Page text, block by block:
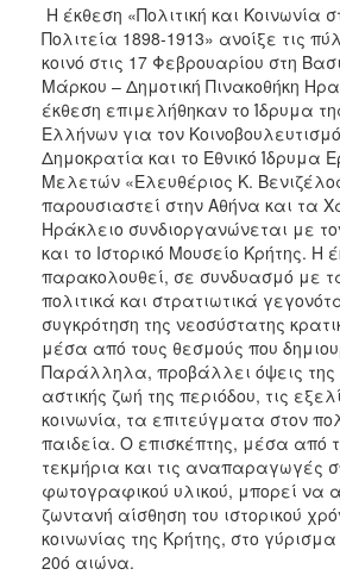
Η έκθεση «Πολιτική και Κοινωνία
Πολιτεία 1898-1913» ανοίξε τις
κοινό στις 17 Φεβρουαρίου στη
Μάρκου – Δημοτική Πινακοθήκη
έκθεση επιμελήθηκαν το Ίδρυμα
Ελλήνων για τον
Δημοκρατία και το Εθνικό Ίδρυμα
Μελετών «Ελευθέριος Κ.
παρουσιαστεί στην Αθήνα και τα
Ηράκλειο συνδιοργανώνεται με
και το Ιστορικό Μουσείο Κρήτης. Η
παρακολουθεί, σε συνδυασμό με
πολιτικά και στρατιωτικά
συγκρότηση της νεοσύστατης
μέσα από τους θεσμούς που
Παράλληλα, προβάλλει όψεις της
αστικής ζωή της περιόδου, τις
κοινωνία, τα επιτεύγματα στον
παιδεία. Ο επισκέπτης, μέσα από
τεκμήρια και τις αναπαραγωγές
φωτογραφικού υλικού, μπορεί να
ζωντανή αίσθηση του ιστορικού
κοινωνίας της Κρήτης, στο
20ό αιώνα.